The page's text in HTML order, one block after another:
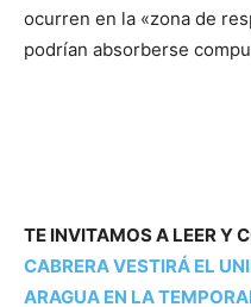
ocurren en la «zona de
podrían absorberse
TE INVITAMOS A LEER Y
CABRERA VESTIRÁ EL
ARAGUA EN LA